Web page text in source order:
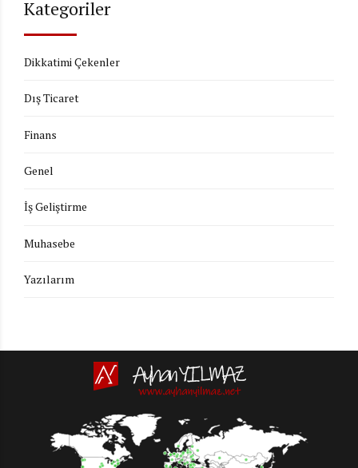
Kategoriler
Dikkatimi Çekenler
Dış Ticaret
Finans
Genel
İş Geliştirme
Muhasebe
Yazılarım